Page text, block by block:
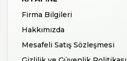
Firma Bilgileri
Hakkımızda
Mesafeli Satış Sözleşmesi